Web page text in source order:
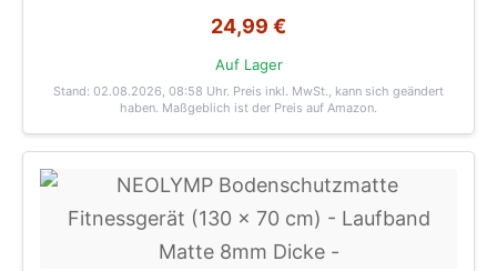
24,99 €
Auf Lager
Stand: 02.08.2026, 08:58 Uhr. Preis inkl. MwSt., kann sich geändert
haben. Maßgeblich ist der Preis auf Amazon.